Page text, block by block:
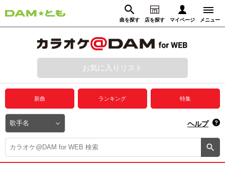
曲を探す 店を探す マイページ メニュー
動画からさがす 録音からさがす
ログイン
プレミアムサービス
DAM★とも動画
DAM★とも録音
カラオケ＠DAM
お気に入りリスト
新曲 ランキング 特集
ヘルプ